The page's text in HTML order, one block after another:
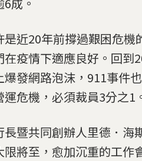
是近20年前撐過艱困危
在疫情下適應良好。回
爆發網路泡沫，911事件
運危機，必須裁員3分之1
長暨共同創辦人里德．
限將至，愈加沉重的工作